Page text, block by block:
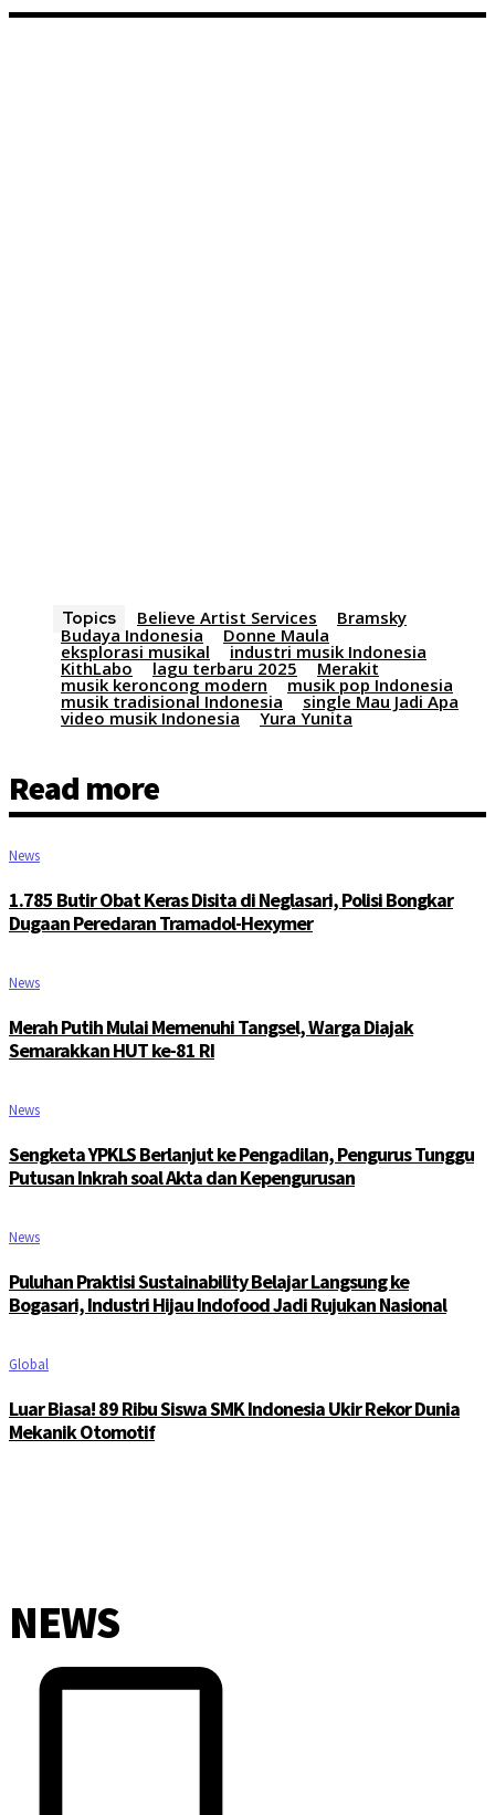
Topics Believe Artist Services
Bramsky
Budaya Indonesia
Donne Maula
eksplorasi musikal industri musik Indonesia
KithLabo lagu terbaru 2025 Merakit
musik keroncong modern musik pop Indonesia
musik tradisional Indonesia single Mau Jadi Apa
video musik Indonesia Yura Yunita
Read more
News
1.785 Butir Obat Keras Disita di Neglasari, Polisi Bongkar
Dugaan Peredaran Tramadol-Hexymer
News
Merah Putih Mulai Memenuhi Tangsel, Warga Diajak
Semarakkan HUT ke-81 RI
News
Sengketa YPKLS Berlanjut ke Pengadilan, Pengurus Tunggu
Putusan Inkrah soal Akta dan Kepengurusan
News
Puluhan Praktisi Sustainability Belajar Langsung ke
Bogasari, Industri Hijau Indofood Jadi Rujukan Nasional
Global
Luar Biasa! 89 Ribu Siswa SMK Indonesia Ukir Rekor Dunia
Mekanik Otomotif
NEWS